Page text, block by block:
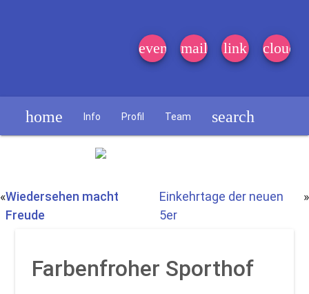
event_note
mail link cloud
home Info Profil Team search
«Wiedersehen macht
Freude
Einkehrtage der neuen
5er
»
Farbenfroher Sporthof